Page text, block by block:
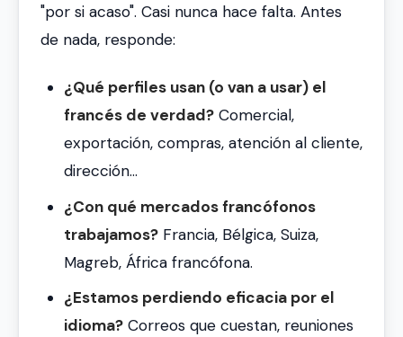
"por si acaso". Casi nunca hace falta. Antes
de nada, responde:
¿Qué perfiles usan (o van a usar) el
francés de verdad?Comercial,
exportación, compras, atención al cliente,
dirección…
¿Con qué mercados francófonos
trabajamos?Francia, Bélgica, Suiza,
Magreb, África francófona.
¿Estamos perdiendo eficacia por el
idioma?Correos que cuestan, reuniones